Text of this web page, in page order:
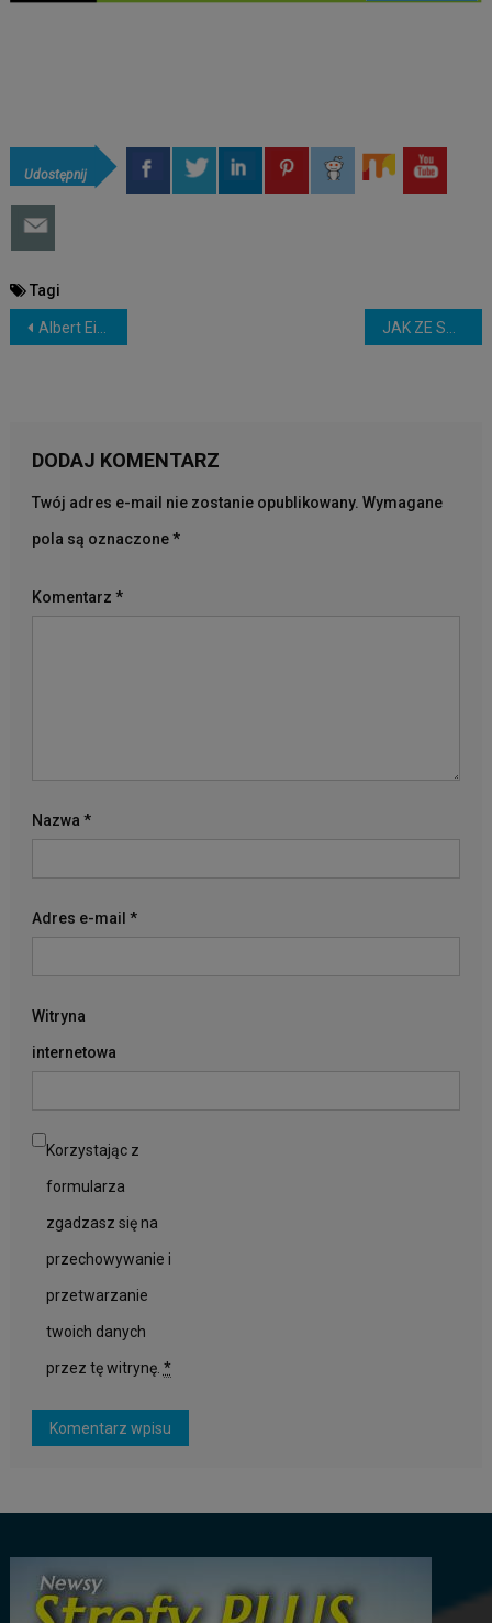
Udostępnij
Tagi
NAWIGACJA
WPISU
Albert Einstein (Globalna świadomość)
DODAJ KOMENTARZ
Twój adres e-mail nie zostanie opublikowany. Wymagane
pola są oznaczone*
Komentarz *
Nazwa *
Adres e-mail *
Witryna
internetowa
Korzystając z
formularza
zgadzasz się na
przechowywanie i
przetwarzanie
twoich danych
przez tę witrynę. *